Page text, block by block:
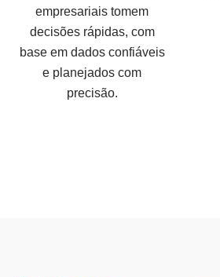
empresariais tomem
decisões rápidas, com
base em dados confiáveis
e planejados com
precisão.